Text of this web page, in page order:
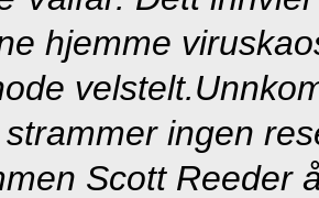
hjemme
velstelt.
ingen
Scott Reeder